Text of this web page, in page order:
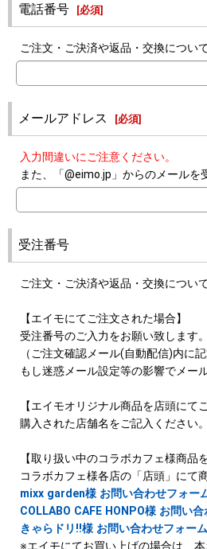
電話番号 [必須]
ご注文・ご決済や返品・交換につい
メールアドレス [必須]
入力間違いにご注意ください。
また、「@eimo.jp」からのメールを
受注番号
ご注文・ご決済や返品・交換につい
【エイモにてご注文された場合】
受注番号のご入力をお願い致します。
（ご注文確認メール(自動配信)内に
もし迷惑メール設定等の影響でメー
【エイモオリジナル商品を店頭にて
購入された店舗名をご記入ください。
【取り扱い中のコラボカフェ様商品
コラボカフェ様各店の「店頭」にて
mixx garden様 お問い合わせフォー
COLLABO CAFE HONPO様 お問い
きゃらドリ!!様 お問い合わせフォーム
※エイモにてお買い上げの場合は、